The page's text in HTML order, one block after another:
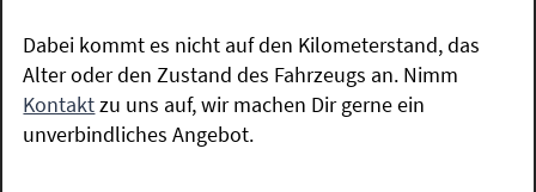
Dabei kommt es nicht auf den Kilometerstand, das
Alter oder den Zustand des Fahrzeugs an. Nimm
Kontaktzu uns auf, wir machen Dir gerne ein
unverbindliches Angebot.